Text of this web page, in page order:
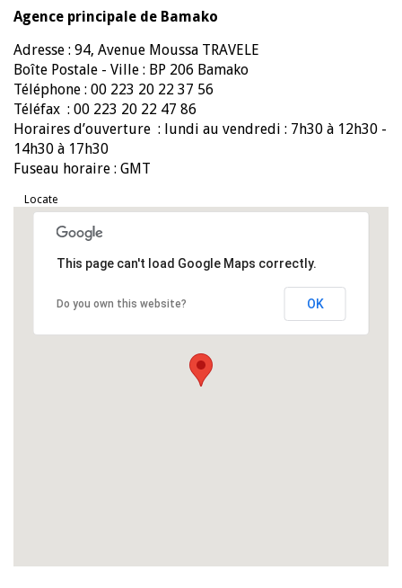
Agence principale de Bamako
Adresse : 94, Avenue Moussa TRAVELE
Boîte Postale - Ville : BP 206 Bamako
Téléphone : 00 223 20 22 37 56
Téléfax : 00 223 20 22 47 86
Horaires d’ouverture : lundi au vendredi : 7h30 à 12h30 -
14h30 à 17h30
Fuseau horaire : GMT
Locate
This page can't load Google Maps correctly.
Do you own this website? OK